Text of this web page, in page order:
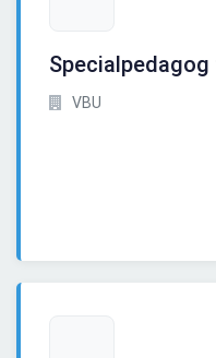
Specialpedagog
VBU